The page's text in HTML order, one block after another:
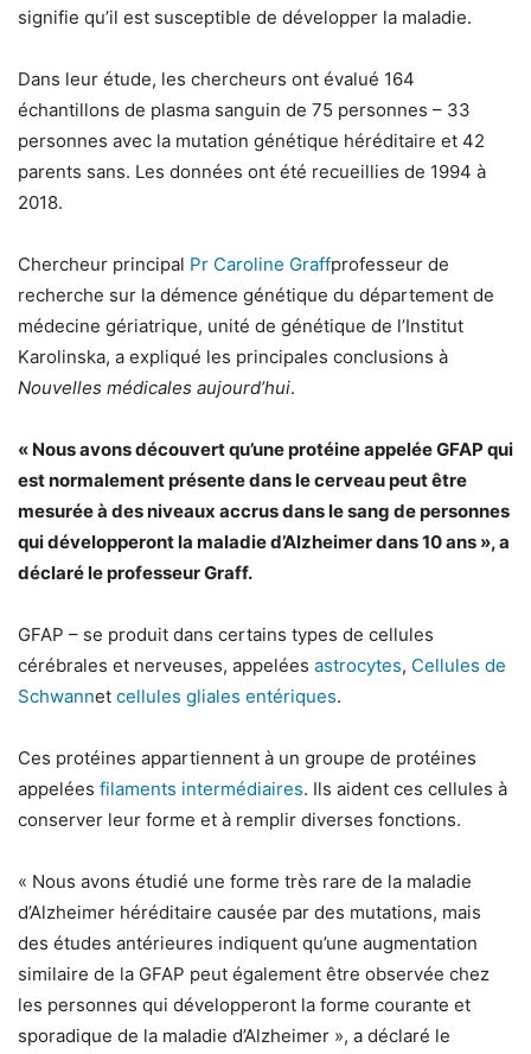
signifie qu’il est susceptible de développer la maladie.
Dans leur étude, les chercheurs ont évalué 164
échantillons de plasma sanguin de 75 personnes – 33
personnes avec la mutation génétique héréditaire et 42
parents sans. Les données ont été recueillies de 1994 à
2018.
Chercheur principal Pr Caroline Graffprofesseur de
recherche sur la démence génétique du département de
médecine gériatrique, unité de génétique de l’Institut
Karolinska, a expliqué les principales conclusions à
Nouvelles médicales aujourd’hui.
« Nous avons découvert qu’une protéine appelée GFAP qui
est normalement présente dans le cerveau peut être
mesurée à des niveaux accrus dans le sang de personnes
qui développeront la maladie d’Alzheimer dans 10 ans », a
déclaré le professeur Graff.
GFAP – se produit dans certains types de cellules
cérébrales et nerveuses, appelées astrocytes, Cellules de
Schwannet cellules gliales entériques.
Ces protéines appartiennent à un groupe de protéines
appelées filaments intermédiaires. Ils aident ces cellules à
conserver leur forme et à remplir diverses fonctions.
« Nous avons étudié une forme très rare de la maladie
d’Alzheimer héréditaire causée par des mutations, mais
des études antérieures indiquent qu’une augmentation
similaire de la GFAP peut également être observée chez
les personnes qui développeront la forme courante et
sporadique de la maladie d’Alzheimer », a déclaré le